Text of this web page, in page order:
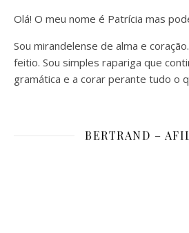
Olá! O meu nome é Patrícia mas
Sou mirandelense de alma e
feitio. Sou simples rapariga que
gramática e a corar perante tudo o
BERTRAND –